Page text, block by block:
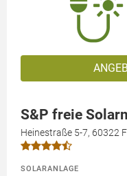
S&P freie
Heinestraße 5-7, 60322
SOLARANLAGE